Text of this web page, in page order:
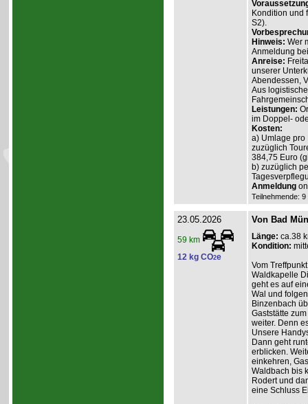
Kondition und
S2).
Hinweis: Wer
Anmeldung
Anreise:
unserer
Abendessen,
Aus
Leistungen:
im Doppel-
Kosten:
a) Umlage pro
zuzüglich
384,75 Euro
b) zuzüglich
Anmeldung
Teilnehmende:
23.05.2026
59 km
12 kg CO2e
Von Bad
Länge: ca.38
Kondition:
Vom
Waldkapelle
geht es auf
Wal und
Binzenbach
Gaststätte
weiter. Denn
Unsere
Dann geht
erblicken.
einkehren,
Waldbach bis
Rodert und
eine Schluss